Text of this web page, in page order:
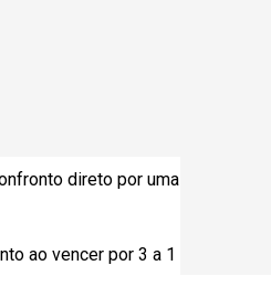
direto por uma
ao vencer por 3 a 1